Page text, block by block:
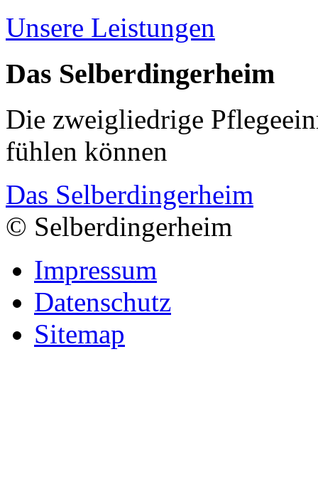
Unsere Leistungen
Das Selberdingerheim
Die zweigliedrige
fühlen können
Das Selberdingerheim
© Selberdingerheim
Impressum
Datenschutz
Sitemap